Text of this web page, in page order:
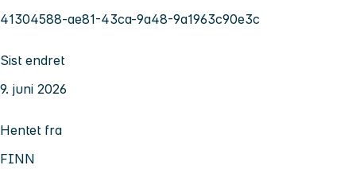
41304588-ae81-43ca-9a48-9a1963c90e3c
Sist endret
9. juni 2026
Hentet fra
FINN